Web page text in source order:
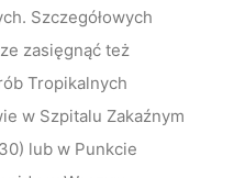
Szczegółowych
zasięgnąć też
Tropikalnych
w Szpitalu Zakaźnym
lub w Punkcie